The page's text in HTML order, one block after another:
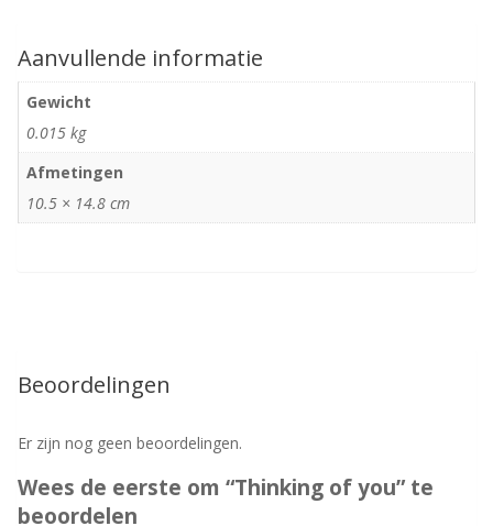
Aanvullende informatie
Gewicht
0.015 kg
Afmetingen
10.5 × 14.8 cm
Beoordelingen
Er zijn nog geen beoordelingen.
Wees de eerste om “Thinking of you” te
beoordelen